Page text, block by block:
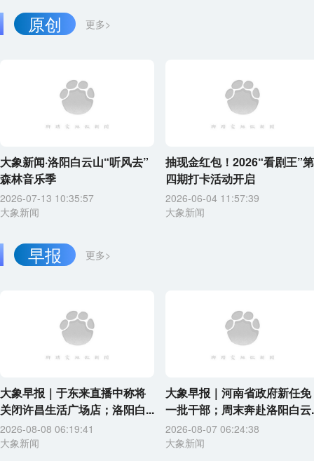
更多>
原创
大象新闻·洛阳白云山“听风去”
森林音乐季
2026-07-13 10:35:57
大象新闻
抽现金红包！2026“看剧王”第
四期打卡活动开启
2026-06-04 11:57:39
大象新闻
更多>
早报
大象早报｜于东来直播中称将
关闭许昌生活广场店；洛阳白...
2026-08-08 06:19:41
大象新闻
大象早报｜河南省政府新任免
一批干部；周末奔赴洛阳白云
2026-08-07 06:24:38
大象新闻